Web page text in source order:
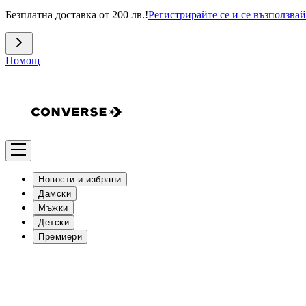
Безплатна доставка от 200 лв.!Регистрирайте се и се
Помощ
Новости и избрани
Дамски
Мъжки
Детски
Премиери